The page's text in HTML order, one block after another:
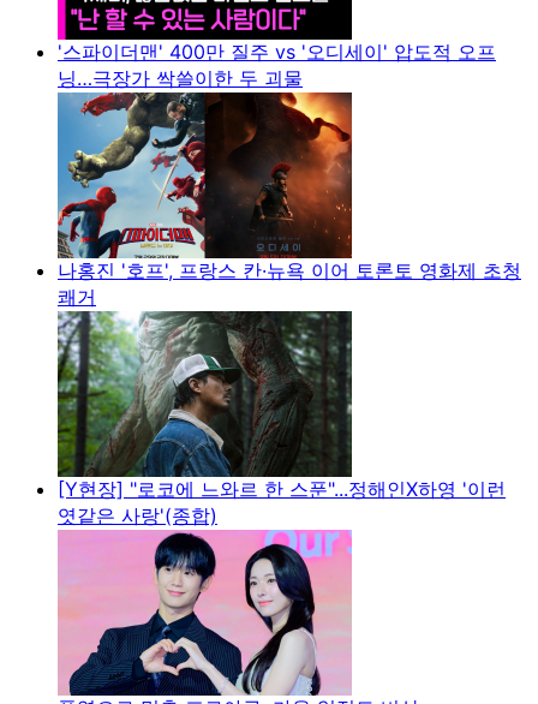
'스파이더맨' 400만 질주 vs '오디세이' 압도적 오프
닝…극장가 싹쓸이한 두 괴물
나홍진 '호프', 프랑스 칸·뉴욕 이어 토론토 영화제 초청
쾌거
[Y현장] "로코에 느와르 한 스푼"...정해인X하영 '이런
엿같은 사랑'(종합)